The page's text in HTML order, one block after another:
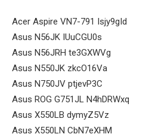
Acer Aspire VN7-791 Isjy9gId
Asus N56JK IUuCGU0s
Asus N56JRH te3GXWVg
Asus N550JK zkcO16Va
Asus N750JV ptjevP3C
Asus ROG G751JL N4hDRWxq
Asus X550LB dymyZ5Vz
Asus X550LN CbN7eXHM